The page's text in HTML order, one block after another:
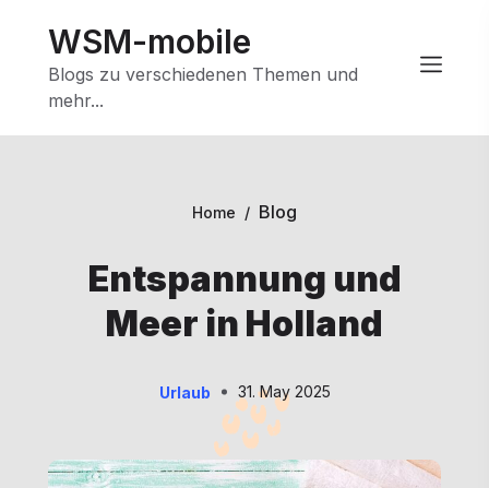
content
WSM-mobile
Blogs zu verschiedenen Themen und
mehr...
Home / Blog
Entspannung und
Meer in Holland
Urlaub 31. May 2025